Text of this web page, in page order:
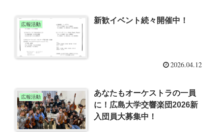
広報活動 新歓イベント続々開催中！
2026.04.12
広報活動
あなたもオーケストラの一員
に！広島大学交響楽団2026新
入団員大募集中！